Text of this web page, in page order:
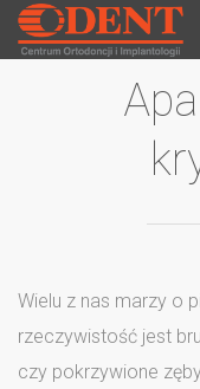
Wielu z nas marzy o
rzeczywistość jest
czy pokrzywione